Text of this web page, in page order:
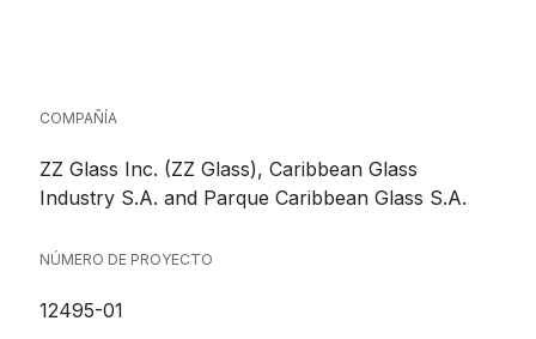
COMPAÑÍA
ZZ Glass Inc. (ZZ Glass), Caribbean Glass
Industry S.A. and Parque Caribbean Glass S.A.
NÚMERO DE PROYECTO
12495-01